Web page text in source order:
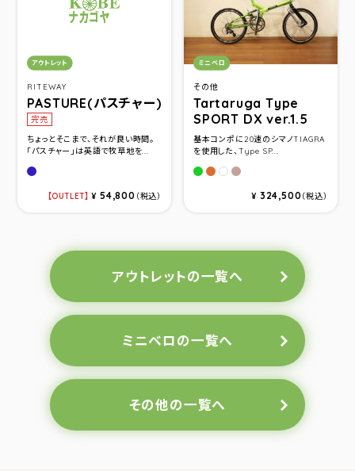
RITEWAY
PASTURE(パスチャー)
完売
カテゴリ：
アウトレット
ちょっとそこまで、それが良い時間。
「パスチャー」は英語で牧草地を...
グロスネイビー
OUTLET ¥ 54,800 （税込）
その他
Tartaruga Type
SPORT DX ver.1.5
カテゴリ：
ミニベロ
基本コンポに20速のシマノTIAGRA
を使用した、Type SP...
グリーン
ボンバーオレンジ
パールホワイト
ユーロブラウン
¥ 324,500（税込）
アウトレットの一覧へ
ミニベロの一覧へ
その他の一覧へ